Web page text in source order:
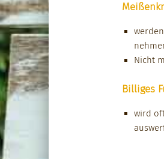
Nicht
Billiges
wird